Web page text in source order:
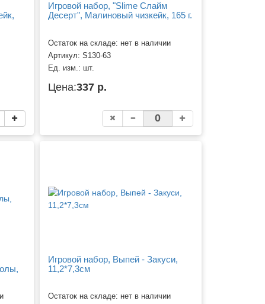
Игровой набор, "Slime Слайм
Десерт", Малиновый чизкейк, 165 г.
Остаток на складе: нет в наличии
Артикул:S130-63
Ед. изм.: шт.
Цена:337 р.
Игровой набор, Выпей - Закуси,
11,2*7,3см
Остаток на складе: нет в наличии